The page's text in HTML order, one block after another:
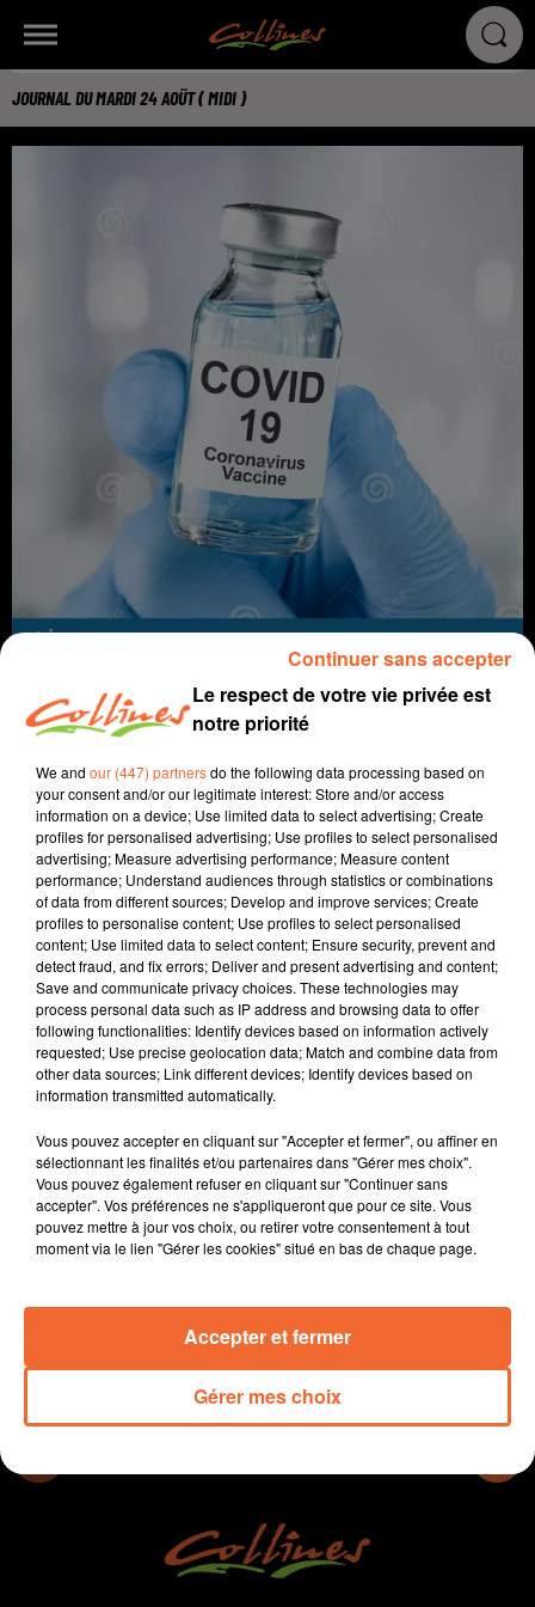
JOURNAL DU MARDI 24 AOÜT ( MIDI )
Infos
24 août 2021 - 13 min 53 sec
JOURNAL DU MARDI 24 AOÜT ( MIDI )
Patrice Bémanangy
L'info près de chez vous
La circulation du Covid diminue en deux-sèvres mais
reste élevée.
Opération " une solution dans ton quartier " demain à
Niort.
musique et de danse du Thouarsais.
Le bocain Nicolas Talon a terminé 14ième lors du
Grand Raid des Pyrénnées sur le 120 Kms.
Le respect de votre vie privée est
notre priorité
We and our (447) partnersdo the following data processing based on
your consent and/or our legitimate interest: Store and/or access
information on a device; Use limited data to select advertising; Create
profiles for personalised advertising; Use profiles to select personalised
advertising; Measure advertising performance; Measure content
performance; Understand audiences through statistics or combinations
of data from different sources; Develop and improve services; Create
profiles to personalise content; Use profiles to select personalised
content; Use limited data to select content; Ensure security, prevent and
detect fraud, and fix errors; Deliver and present advertising and content;
Save and communicate privacy choices. These technologies may
process personal data such as IP address and browsing data to offer
following functionalities: Identify devices based on information actively
requested; Use precise geolocation data; Match and combine data from
other data sources; Link different devices; Identify devices based on
information transmitted automatically.
Vous pouvez accepter en cliquant sur "Accepter et fermer", ou affiner en
sélectionnant les finalités et/ou partenaires dans "Gérer mes choix".
Vous pouvez également refuser en cliquant sur "Continuer sans
accepter". Vos préférences ne s'appliqueront que pour ce site. Vous
pouvez mettre à jour vos choix, ou retirer votre consentement à tout
moment via le lien "Gérer les cookies" situé en bas de chaque page.
Gérer mes choix
Accepter et fermer
Continuer sans accepter